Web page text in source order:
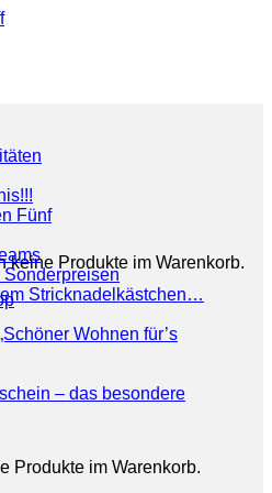
keine Produkte im Warenkorb.
Produkte im Warenkorb.
Fünf
Stricknadelkästchen…
Wohnen für’s
– das besondere